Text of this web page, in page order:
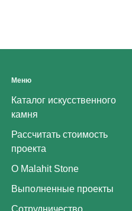
Меню
Каталог искусственного
камня
Рассчитать стоимость
проекта
О Malahit Stone
Выполненные проекты
Сотрудничество